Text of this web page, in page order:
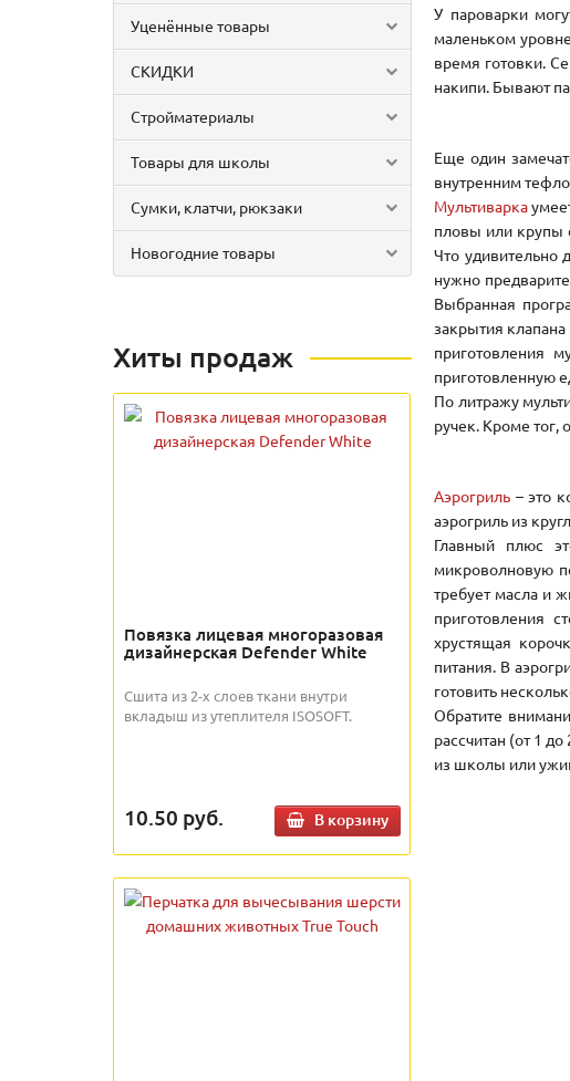
Уценённые товары
СКИДКИ
Стройматериалы
Товары для школы
Сумки, клатчи, рюкзаки
Новогодние товары
Хиты продаж
Повязка лицевая многоразовая
дизайнерская Defender White
Сшита из 2-х слоев ткани внутри
вкладыш из утеплителя ISOSOFT.
10.50 руб. В корзину
У пароварки
маленьком
время готовки.
накипи. Бывают
Еще один
внутренним
Мультиварка
пловы или крупы
Что удивительно
нужно
Выбранная
закрытия
приготовления
приготовленную
По литражу
ручек. Кроме
Аэрогриль – это
аэрогриль из
Главный плюс
микроволновую
требует масла и
приготовления
хрустящая
питания. В
готовить
Обратите
рассчитан (от 1
из школы или